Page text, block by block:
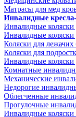
Матрасы для мед
Инвалидные
Инвалидные коляски
Инвалидные
Коляски для
Коляски для
Инвалидные
Комнатные
Механические
Недорогие
Облегченные
Прогулочные
Инвалидные коляски